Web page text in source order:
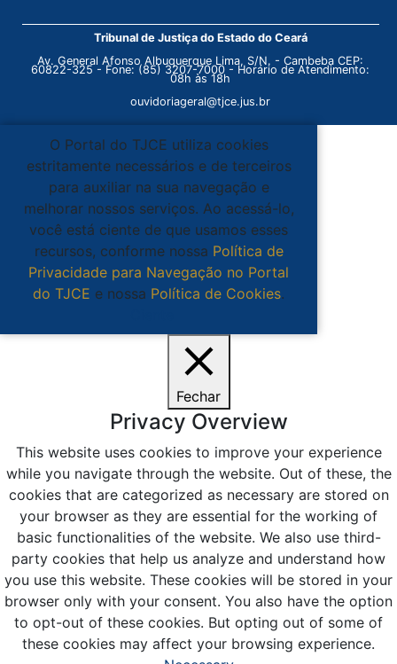
Tribunal de Justiça do Estado do Ceará
Av. General Afonso Albuquerque Lima, S/N. - Cambeba CEP:
60822-325 - Fone: (85) 3207-7000 - Horário de Atendimento:
08h às 18h
ouvidoriageral@tjce.jus.br
O Portal do TJCE utiliza cookies
estritamente necessários e de terceiros
para auxiliar na sua navegação e
melhorar nossos serviços. Ao acessá-lo,
você está ciente de que usamos esses
recursos, conforme nossa Política de
Privacidade para Navegação no Portal
do TJCE e nossa Política de Cookies.
Fechar
Privacy Overview
This website uses cookies to improve your experience
while you navigate through the website. Out of these, the
cookies that are categorized as necessary are stored on
your browser as they are essential for the working of
basic functionalities of the website. We also use third-
party cookies that help us analyze and understand how
you use this website. These cookies will be stored in your
browser only with your consent. You also have the option
to opt-out of these cookies. But opting out of some of
these cookies may affect your browsing experience.